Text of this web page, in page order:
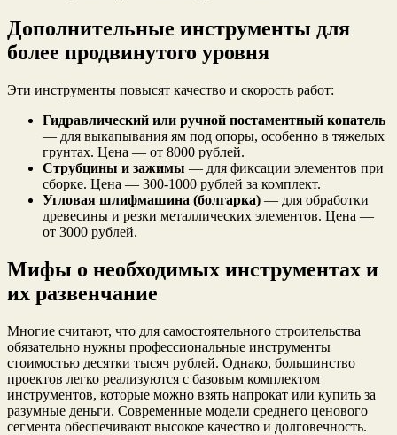
Дополнительные инструменты для
более продвинутого уровня
Эти инструменты повысят качество и скорость работ:
Гидравлический или ручной постаментный копатель
— для выкапывания ям под опоры, особенно в тяжелых
грунтах. Цена — от 8000 рублей.
Струбцины и зажимы — для фиксации элементов при
сборке. Цена — 300-1000 рублей за комплект.
Угловая шлифмашина (болгарка) — для обработки
древесины и резки металлических элементов. Цена —
от 3000 рублей.
Мифы о необходимых инструментах и
их развенчание
Многие считают, что для самостоятельного строительства
обязательно нужны профессиональные инструменты
стоимостью десятки тысяч рублей. Однако, большинство
проектов легко реализуются с базовым комплектом
инструментов, которые можно взять напрокат или купить за
разумные деньги. Современные модели среднего ценового
сегмента обеспечивают высокое качество и долговечность.